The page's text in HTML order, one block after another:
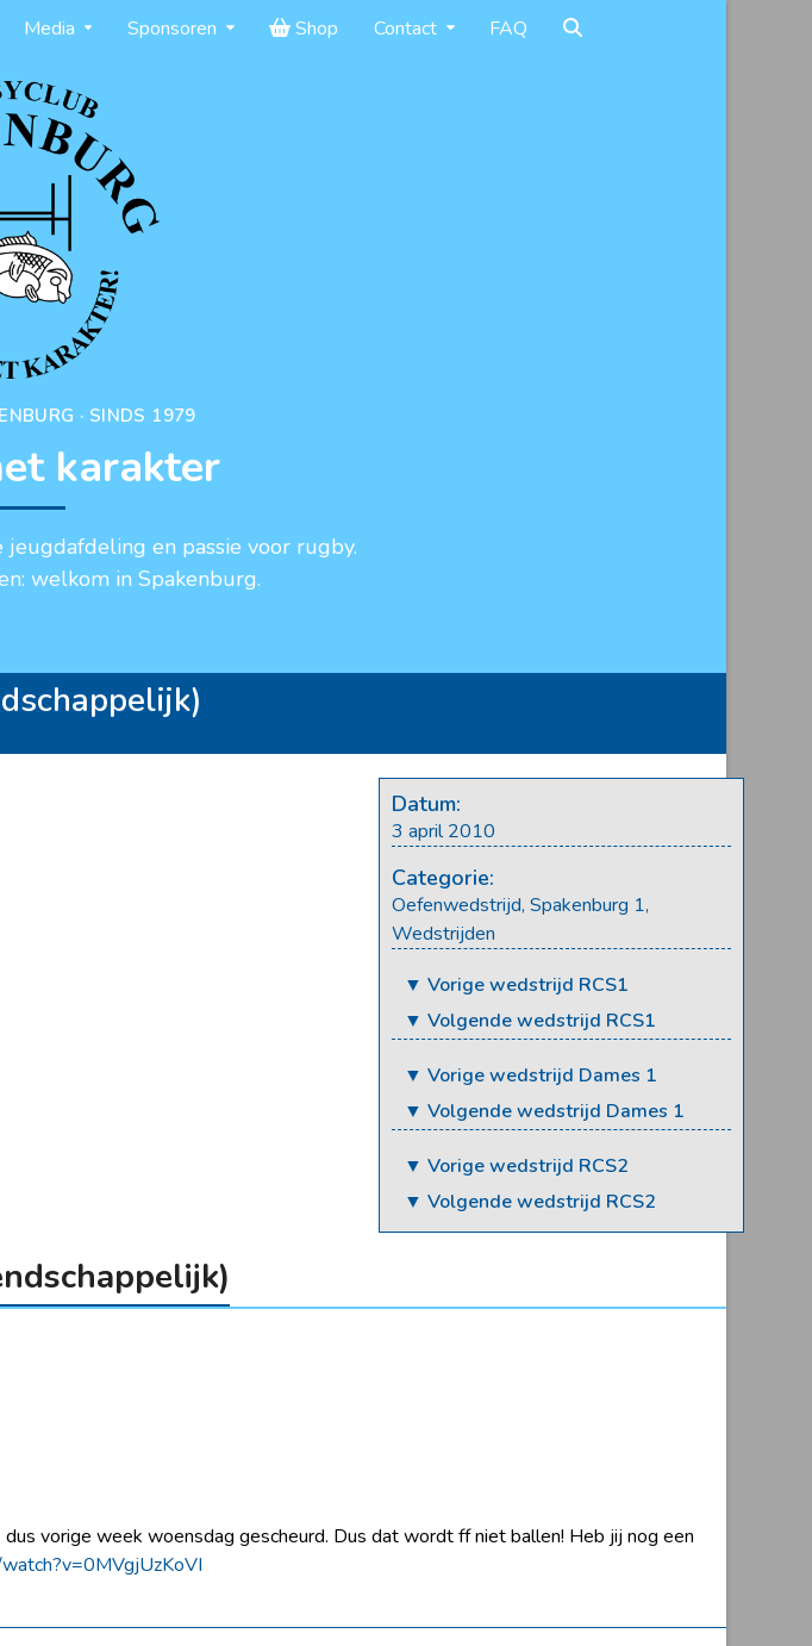
Media Sponsoren Shop Contact FAQ
· SINDS 1979
karakter
jeugdafdeling en passie voor rugby.
welkom in Spakenburg.
Datum:
3 april 2010
Categorie:
Oefenwedstrijd, Spakenburg 1,
Wedstrijden
▼ Vorige wedstrijd RCS1
▼ Volgende wedstrijd RCS1
▼ Vorige wedstrijd Dames 1
▼ Volgende wedstrijd Dames 1
▼ Vorige wedstrijd RCS2
▼ Volgende wedstrijd RCS2
vorige week woensdag gescheurd. Dus dat wordt ff niet ballen! Heb jij nog een